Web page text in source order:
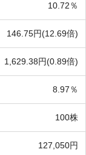
10.72％
146.75円(12.69倍)
1,629.38円(0.89倍)
8.97％
100株
127,050円